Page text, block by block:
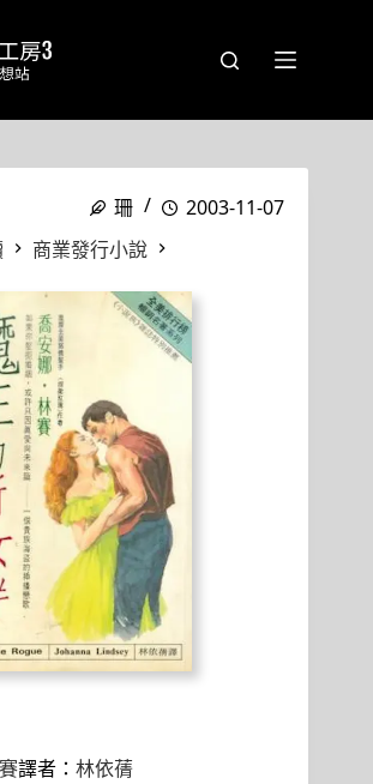
珊
2003-11-07
商業發行小說
譯者： 林依蒨